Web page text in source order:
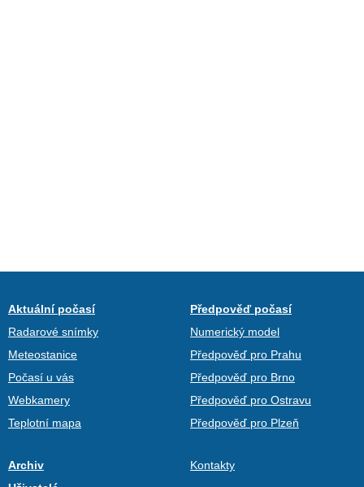
Aktuální počasí
Radarové snímky
Meteostanice
Počasí u vás
Webkamery
Teplotní mapa
Předpověď počasí
Numerický model
Předpověď pro Prahu
Předpověď pro Brno
Předpověď pro Ostravu
Předpověď pro Plzeň
Archiv
Kontakty